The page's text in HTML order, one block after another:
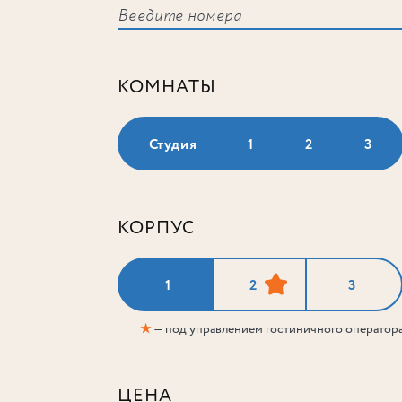
КОМНАТЫ
Студия 1 2 3
КОРПУС
1 2 3
★— под управлением гостиничного
ЦЕНА